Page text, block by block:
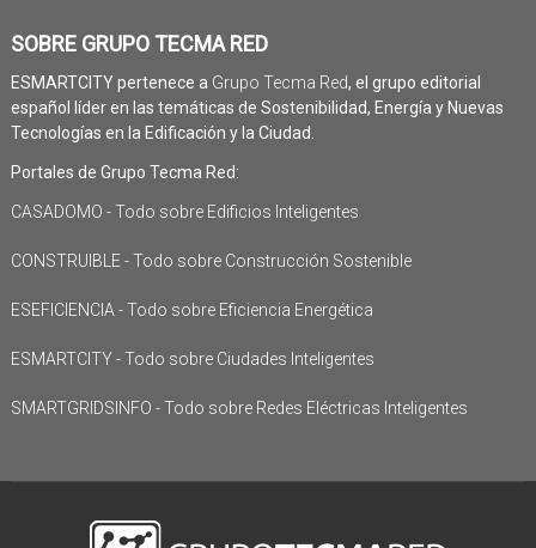
SOBRE GRUPO TECMA RED
ESMARTCITY pertenece a Grupo Tecma Red, el grupo editorial
español líder en las temáticas de Sostenibilidad, Energía y Nuevas
Tecnologías en la Edificación y la Ciudad.
Portales de Grupo Tecma Red:
CASADOMO - Todo sobre Edificios Inteligentes
CONSTRUIBLE - Todo sobre Construcción Sostenible
ESEFICIENCIA - Todo sobre Eficiencia Energética
ESMARTCITY - Todo sobre Ciudades Inteligentes
SMARTGRIDSINFO - Todo sobre Redes Eléctricas Inteligentes